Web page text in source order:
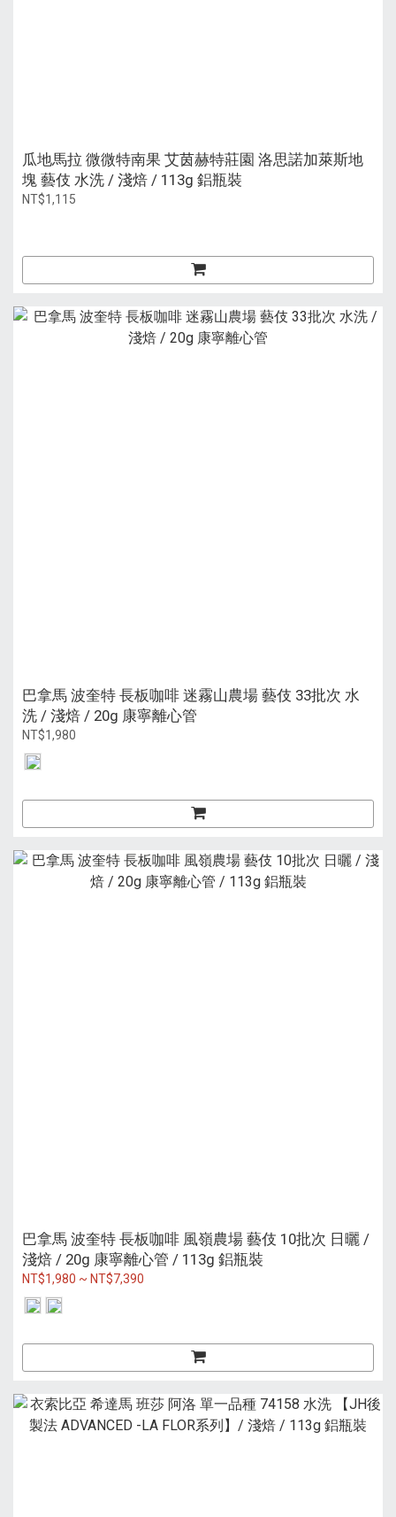
瓜地馬拉 微微特南果 艾茵赫特莊園 洛思諾加萊斯地
塊 藝伎 水洗 / 淺焙 / 113g 鋁瓶裝
NT$1,115
巴拿馬 波奎特 長板咖啡 迷霧山農場 藝伎 33批次 水
洗 / 淺焙 / 20g 康寧離心管
NT$1,980
巴拿馬 波奎特 長板咖啡 風嶺農場 藝伎 10批次 日曬 /
淺焙 / 20g 康寧離心管 / 113g 鋁瓶裝
NT$1,980 ~ NT$7,390